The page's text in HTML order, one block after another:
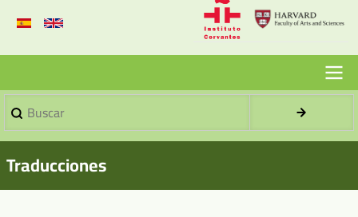
Menu
Principal
Sin
Buscar
Traducciones